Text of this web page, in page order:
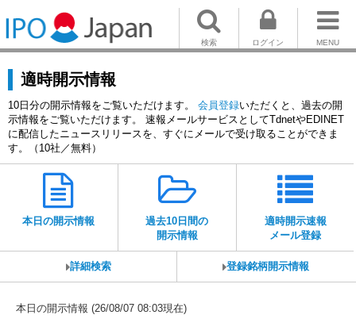
MENU
ログイン
検索
適時開示情報
10日分の開示情報をご覧いただけます。 会員登録いただくと、過去の開
示情報をご覧いただけます。 速報メールサービスとしてTdnetやEDINET
に配信したニュースリリースを、すぐにメールで受け取ることができま
す。（10社／無料）
本日の開示情報
過去10日間の
開示情報
適時開示速報
メール登録
詳細検索 登録銘柄開示情報
本日の開示情報 (26/08/07 08:03現在)